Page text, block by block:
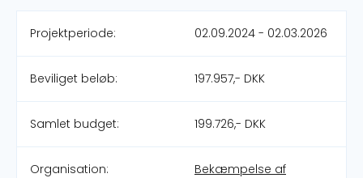
Projektperiode: 02.09.2024 - 02.03.2026
Beviliget beløb: 197.957,- DKK
Samlet budget: 199.726,- DKK
Organisation:
Bekæmpelse af